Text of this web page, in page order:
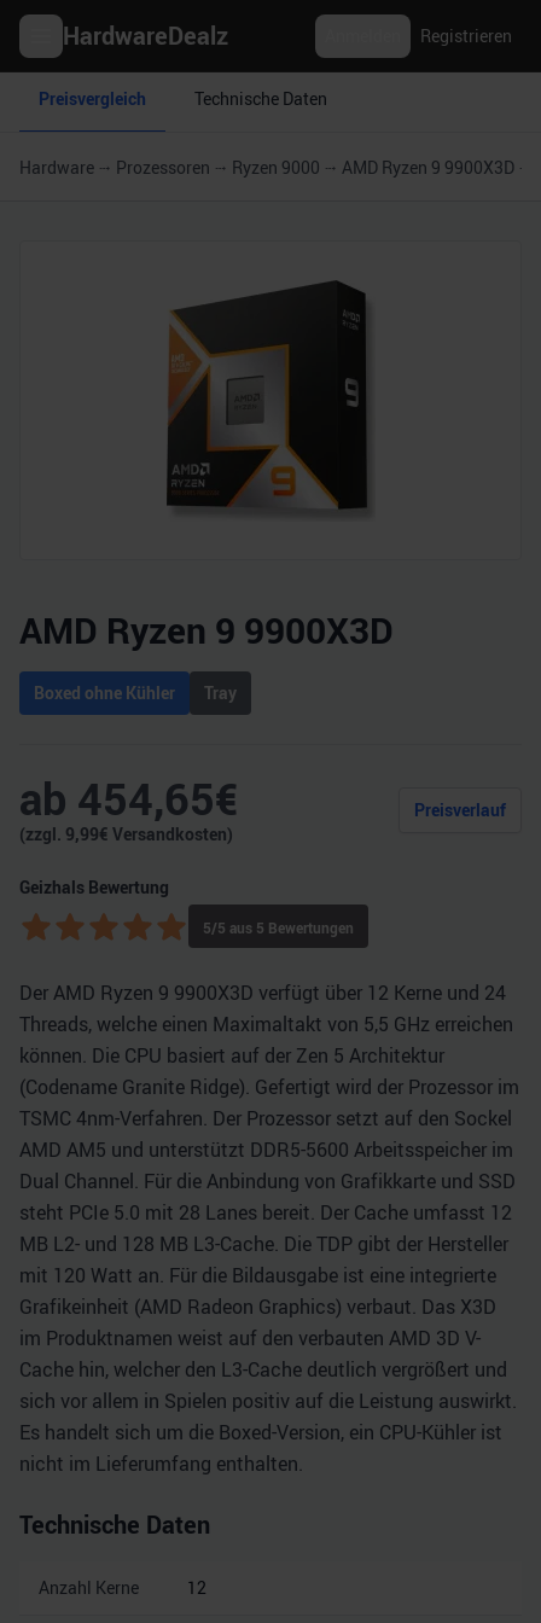
HardwareDealz Registrieren
Preisvergleich Technische Daten
Hardware Prozessoren Ryzen 9000 AMD Ryzen 9 9900X3D
AMD Ryzen 9 9900X3D
Boxed ohne Kühler Tray
ab 454,65€
(zzgl. 9,99€ Versandkosten)
Preisverlauf
Geizhals Bewertung
5/5 aus 5 Bewertungen
Der AMD Ryzen 9 9900X3D verfügt über 12 Kerne und 24
Threads, welche einen Maximaltakt von 5,5 GHz erreichen
können. Die CPU basiert auf der Zen 5 Architektur
(Codename Granite Ridge). Gefertigt wird der Prozessor im
TSMC 4nm-Verfahren. Der Prozessor setzt auf den Sockel
AMD AM5 und unterstützt DDR5-5600 Arbeitsspeicher im
Dual Channel. Für die Anbindung von Grafikkarte und SSD
steht PCIe 5.0 mit 28 Lanes bereit. Der Cache umfasst 12
MB L2- und 128 MB L3-Cache. Die TDP gibt der Hersteller
mit 120 Watt an. Für die Bildausgabe ist eine integrierte
Grafikeinheit (AMD Radeon Graphics) verbaut. Das X3D
im Produktnamen weist auf den verbauten AMD 3D V-
Cache hin, welcher den L3-Cache deutlich vergrößert und
sich vor allem in Spielen positiv auf die Leistung auswirkt.
Es handelt sich um die Boxed-Version, ein CPU-Kühler ist
nicht im Lieferumfang enthalten.
Technische Daten
Anzahl Kerne 12